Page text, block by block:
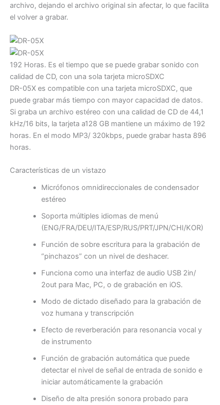
archivo, dejando el archivo original sin afectar, lo que facilita
el volver a grabar.
192 Horas. Es el tiempo que se puede grabar sonido con
calidad de CD, con una sola tarjeta microSDXC
DR-05X es compatible con una tarjeta microSDXC, que
puede grabar más tiempo con mayor capacidad de datos.
Si graba un archivo estéreo con una calidad de CD de 44,1
kHz/16 bits, la tarjeta a128 GB mantiene un máximo de 192
horas. En el modo MP3/ 320kbps, puede grabar hasta 896
horas.
Características de un vistazo
Micrófonos omnidireccionales de condensador
estéreo
Soporta múltiples idiomas de menú
(ENG/FRA/DEU/ITA/ESP/RUS/PRT/JPN/CHI/KOR)
Función de sobre escritura para la grabación de
“pinchazos” con un nivel de deshacer.
Funciona como una interfaz de audio USB 2in/
2out para Mac, PC, o de grabación en iOS.
Modo de dictado diseñado para la grabación de
voz humana y transcripción
Efecto de reverberación para resonancia vocal y
de instrumento
Función de grabación automática que puede
detectar el nivel de señal de entrada de sonido e
iniciar automáticamente la grabación
Diseño de alta presión sonora probado para